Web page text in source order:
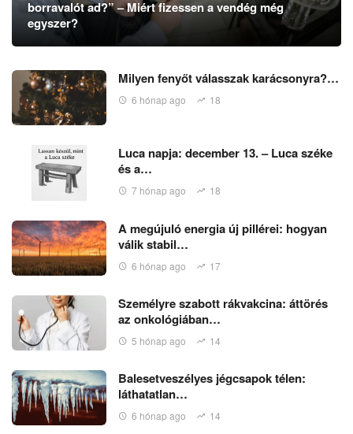
borravalót ad?” – Miért fizessen a vendég még
egyszer?
Milyen fenyőt válasszak karácsonyra?…
6 hónap ago 18
Luca napja: december 13. – Luca széke
és a…
7 hónap ago 18
A megújuló energia új pillérei: hogyan
válik stabil…
6 hónap ago 17
Személyre szabott rákvakcina: áttörés
az onkológiában…
5 hónap ago 14
Balesetveszélyes jégcsapok télen:
láthatatlan…
6 hónap ago 14